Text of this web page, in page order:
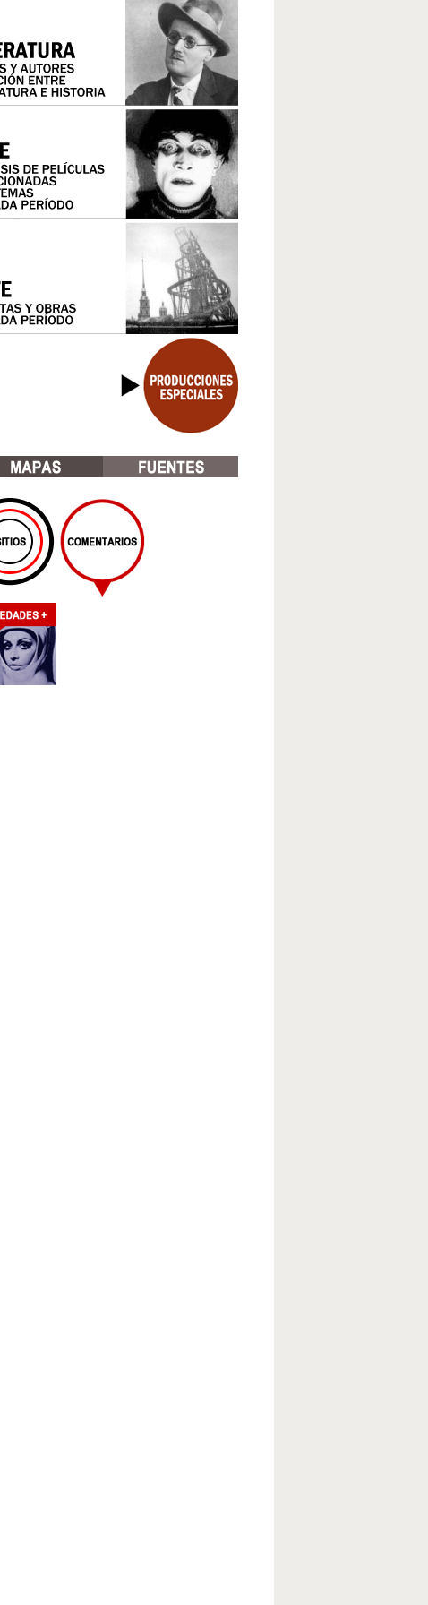
LA EXPERIENCIA SOVIÉTICA, DE LA GUERRA CIVIL A LA SEGUNDA GUERRA
MUNDIAL
LA SEGUNDA GUERRA MUNDIAL Y EL HOLOCAUSTO
EL MUNDO COLONIAL Y DEPENDIENTE
EL ESCENARIO COMUNISTA
EL TERCER MUNDO
IMPOSICIÓN Y CRISIS DEL NEOLIBERALISMO EN EL